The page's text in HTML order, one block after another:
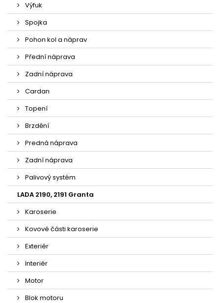
Výfuk
Spojka
Pohon kol a náprav
Přední náprava
Zadní náprava
Cardan
Topení
Brzdění
Predná náprava
Zadní náprava
Palivový systém
LADA 2190, 2191 Granta
Karoserie
Kovové části karoserie
Exteriér
Interiér
Motor
Blok motoru